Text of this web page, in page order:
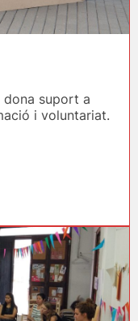
dona suport a
i voluntariat.